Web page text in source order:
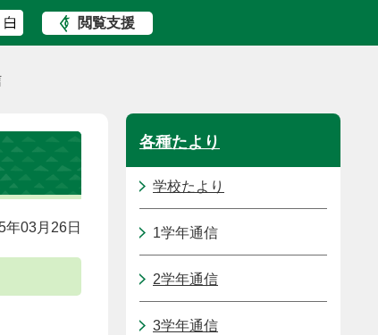
閲覧支援
年03月26日
各種たより
学校たより
1学年通信
2学年通信
3学年通信